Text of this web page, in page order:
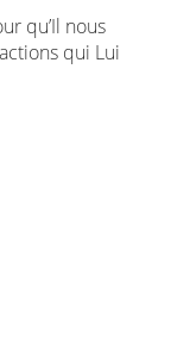
qu’Il nous
qui Lui